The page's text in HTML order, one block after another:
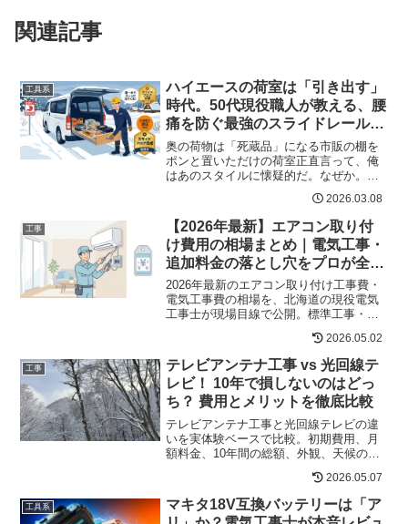
関連記事
工具系
ハイエースの荷室は「引き出す」
時代。50代現役職人が教える、腰
痛を防ぐ最強のスライドレール
DIY術
奥の荷物は「死蔵品」になる市販の棚を
ポンと置いただけの荷室正直言って、俺
はあのスタイルに懐疑的だ。なぜか。荷
という時に取り出せず「死蔵品」と化す
からだ。ケーブルドラム、圧着工具、ブ
レーカー類奥にあるものを...
2026.03.08
工事
【2026年最新】エアコン取り付
け費用の相場まとめ｜電気工事・
追加料金の落とし穴をプロが全部
バラします
2026年最新のエアコン取り付け工事費・
電気工事費の相場を、北海道の現役電気
工事士が現場目線で公開。標準工事・追
加工事・専用回路増設の総額、量販店比
較、2027年省エネ基準改定の影響まで徹
底解説。
2026.05.02
工事
テレビアンテナ工事 vs 光回線テ
レビ！ 10年で損しないのはどっ
ち？ 費用とメリットを徹底比較
テレビアンテナ工事と光回線テレビの違
いを実体験ベースで比較。初期費用、月
額料金、10年間の総額、外観、天候の影
と光回線テレビで迷っている方におすす
めです。
2026.05.07
工具系
マキタ18V互換バッテリーは「ア